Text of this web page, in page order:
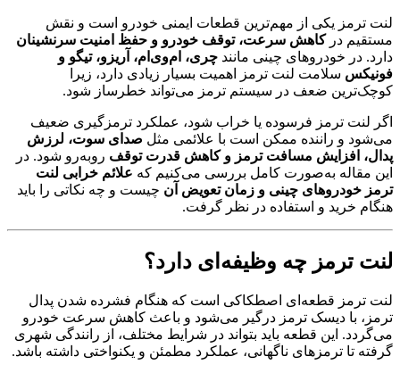
لنت ترمز یکی از مهم‌ترین قطعات ایمنی خودرو است و نقش
مستقیم درکاهش سرعت، توقف خودرو و حفظ امنیت سرنشینان
دارد. در خودروهای چینی مانند چری، ام‌وی‌ام، آریزو، تیگو و
فونیکس سلامت لنت ترمز اهمیت بسیار زیادی دارد، زیرا
کوچک‌ترین ضعف در سیستم ترمز می‌تواند خطرساز شود.
اگر لنت ترمز فرسوده یا خراب شود، عملکرد ترمزگیری ضعیف
می‌شود و راننده ممکن است با علائمی مثل صدای سوت، لرزش
پدال، افزایش مسافت ترمز و کاهش قدرت توقف روبه‌رو شود. در
این مقاله به‌صورت کامل بررسی می‌کنیم که علائم خرابی لنت
ترمز خودروهای چینی و زمان تعویض آن چیست و چه نکاتی را باید
هنگام خرید و استفاده در نظر گرفت.
لنت ترمز چه وظیفه‌ای دارد؟
لنت ترمز قطعه‌ای اصطکاکی است که هنگام فشرده شدن پدال
ترمز، با دیسک ترمز درگیر می‌شود و باعث کاهش سرعت خودرو
می‌گردد. این قطعه باید بتواند در شرایط مختلف، از رانندگی شهری
گرفته تا ترمزهای ناگهانی، عملکرد مطمئن و یکنواختی داشته باشد.